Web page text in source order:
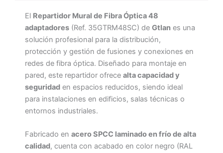
El Repartidor Mural de Fibra Óptica 48
adaptadores (Ref. 35GTRM48SC) de Gtlan es una
solución profesional para la distribución,
protección y gestión de fusiones y conexiones en
redes de fibra óptica. Diseñado para montaje en
pared, este repartidor ofrece alta capacidad y
seguridad en espacios reducidos, siendo ideal
para instalaciones en edificios, salas técnicas o
entornos industriales.
Fabricado en acero SPCC laminado en frío de alta
calidad, cuenta con acabado en color negro (RAL